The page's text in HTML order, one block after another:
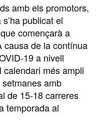
amb els promotors,
publicat el
començarà a
causa de la contínua
19 a nivell
més ampli
amb
de 15-18 carreres
temporada al